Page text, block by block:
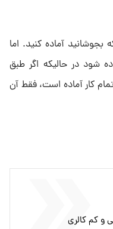
بجوشانید آماده کنید. اما
شود در حالیکه اگر طبق
کار آماده است، فقط آن
و کم کالری